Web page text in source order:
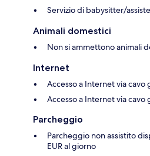
Servizio di babysitter/
Animali domestici
Non si ammettono animali
Internet
Accesso a Internet via
Accesso a Internet via cavo
Parcheggio
Parcheggio non assistito
EUR al giorno